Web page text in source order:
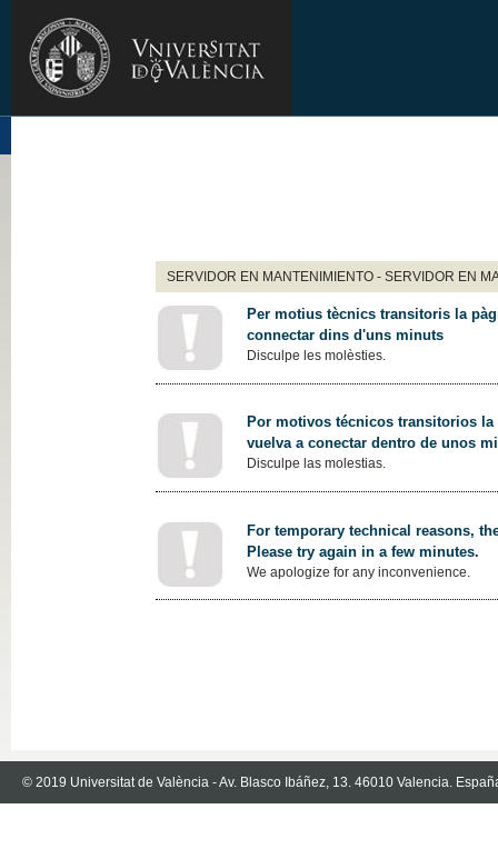
SERVIDOR EN MANTENIMIENTO - SERVIDOR EN
Per motius tècnics transitoris la
connectar dins d'uns minuts
Disculpe les molèsties.
Por motivos técnicos transitorios
vuelva a conectar dentro de unos
Disculpe las molestias.
For temporary technical reasons,
Please try again in a few minutes.
We apologize for any inconvenience.
© 2019 Universitat de València - Av. Blasco Ibáñez, 13. 46010 Valencia.